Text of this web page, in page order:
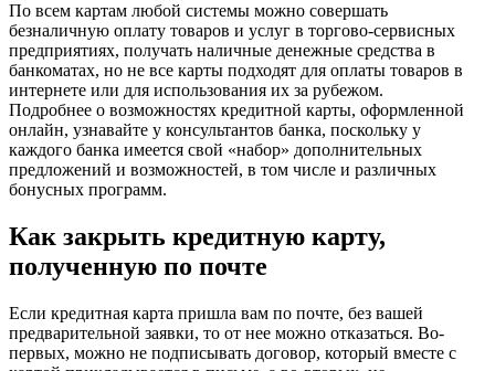
По всем картам любой системы можно совершать
безналичную оплату товаров и услуг в торгово-сервисных
предприятиях, получать наличные денежные средства в
банкоматах, но не все карты подходят для оплаты товаров в
интернете или для использования их за рубежом.
Подробнее о возможностях кредитной карты, оформленной
онлайн, узнавайте у консультантов банка, поскольку у
каждого банка имеется свой «набор» дополнительных
предложений и возможностей, в том числе и различных
бонусных программ.
Как закрыть кредитную карту,
полученную по почте
Если кредитная карта пришла вам по почте, без вашей
предварительной заявки, то от нее можно отказаться. Во-
первых, можно не подписывать договор, который вместе с